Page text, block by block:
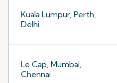
Kuala Lumpur, Perth,
Delhi
Le Cap, Mumbai,
Chennai